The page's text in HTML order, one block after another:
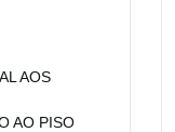
AOS
AO PISO